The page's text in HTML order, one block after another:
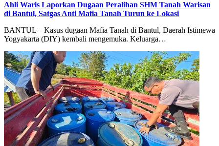
Ahli Waris Laporkan Dugaan Peralihan SHM Tanah Warisan
di Bantul, Satgas Anti Mafia Tanah Turun ke Lokasi
BANTUL – Kasus dugaan Mafia Tanah di Bantul, Daerah Istimewa
Yogyakarta (DIY) kembali mengemuka. Keluarga…